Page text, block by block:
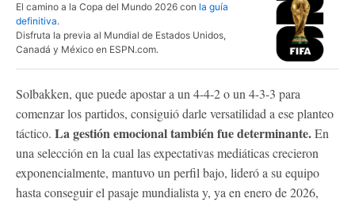
El camino a la Copa del Mundo 2026 con la guía
definitiva.
Disfruta la previa al Mundial de Estados Unidos,
Canadá y México en ESPN.com.
Solbakken, que puede apostar a un 4-4-2 o un 4-3-3 para
comenzar los partidos, consiguió darle versatilidad a ese planteo
táctico. La gestión emocional también fue determinante.En
una selección en la cual las expectativas mediáticas crecieron
exponencialmente, mantuvo un perfil bajo, lideró a su equipo
hasta conseguir el pasaje mundialista y, ya en enero de 2026,